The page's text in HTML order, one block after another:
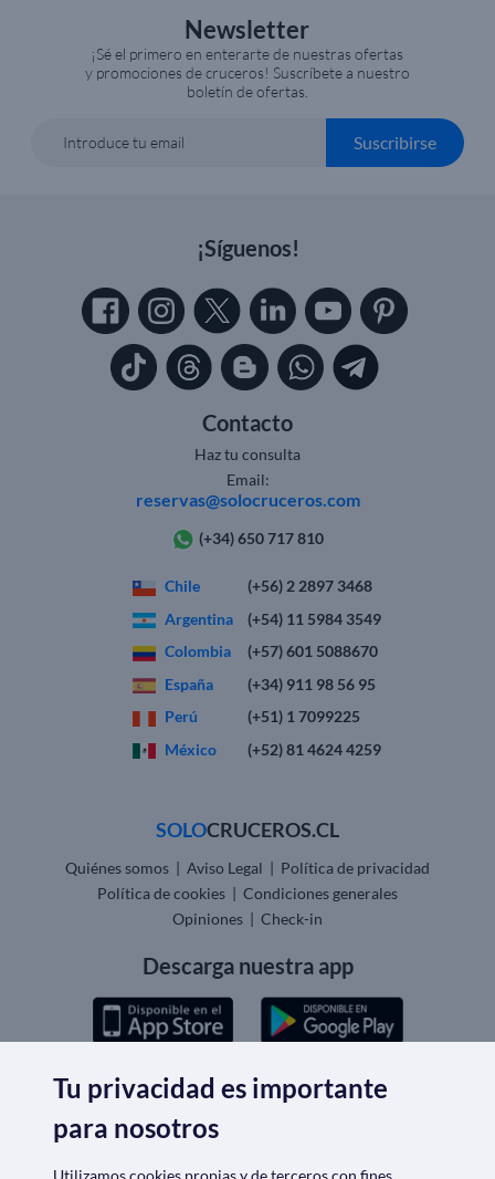
Newsletter
¡Sé el primero en enterarte de nuestras ofertas
y promociones de cruceros! Suscríbete a nuestro
boletín de ofertas.
Introduce tu email Suscribirse
¡Síguenos!
Contacto
Haz tu consulta
Email:
reservas@solocruceros.com
(+34) 650 717 810
Chile
(+56) 2 2897 3468
Argentina
(+54) 11 5984 3549
Colombia
(+57) 601 5088670
España
(+34) 911 98 56 95
Perú
(+51) 1 7099225
México
(+52) 81 4624 4259
SOLOCRUCEROS.CL
Quiénes somos | Aviso Legal | Política de privacidad
Política de cookies | Condiciones generales
Opiniones | Check-in
Descarga nuestra app
Nos acreditan
Tu privacidad es importante
para nosotros
Utilizamos cookies propias y de terceros con fines